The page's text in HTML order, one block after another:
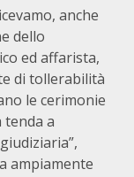
anche
dello
ed affarista,
di tollerabilità
le cerimonie
tenda a
ampiamente